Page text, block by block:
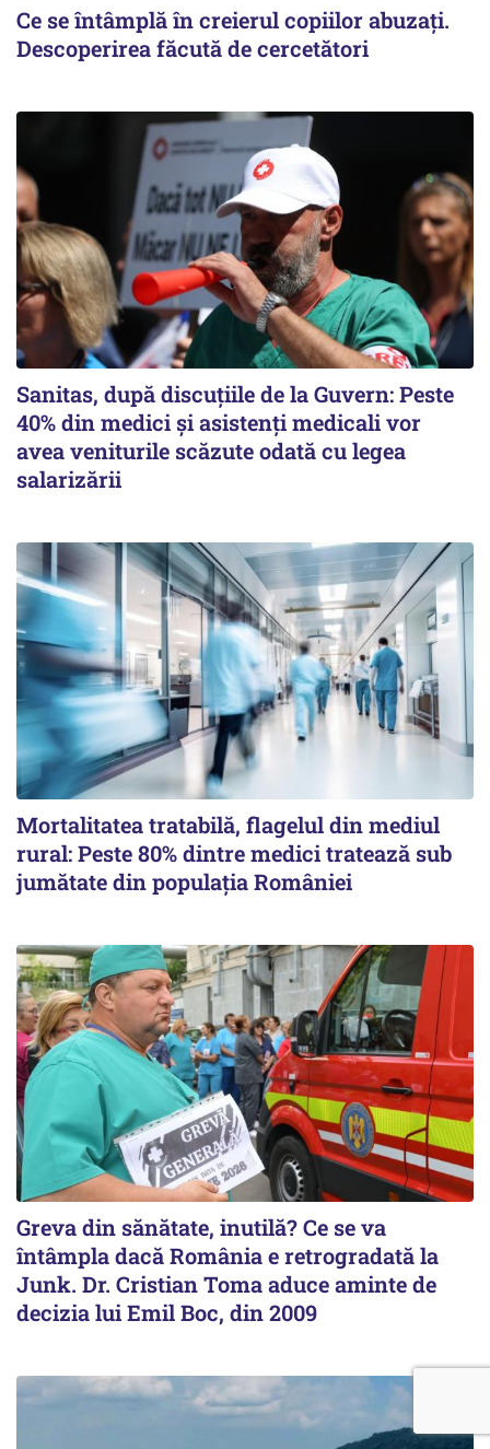
Ce se întâmplă în creierul copiilor abuzați.
Descoperirea făcută de cercetători
Sanitas, după discuțiile de la Guvern: Peste
40% din medici și asistenți medicali vor
avea veniturile scăzute odată cu legea
salarizării
Mortalitatea tratabilă, flagelul din mediul
rural: Peste 80% dintre medici tratează sub
jumătate din populația României
Greva din sănătate, inutilă? Ce se va
întâmpla dacă România e retrogradată la
Junk. Dr. Cristian Toma aduce aminte de
decizia lui Emil Boc, din 2009